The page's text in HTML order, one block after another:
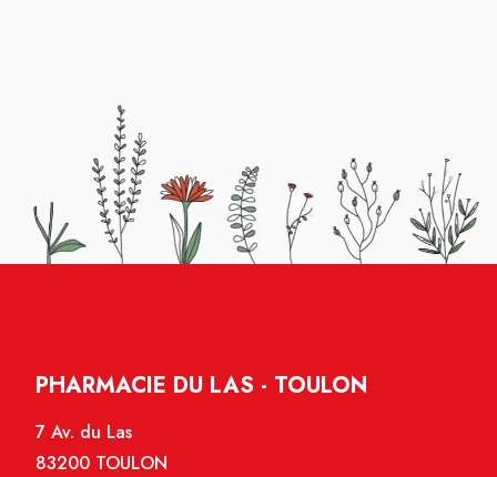
PHARMACIE DU LAS - TOULON
7 Av. du Las
83200 TOULON